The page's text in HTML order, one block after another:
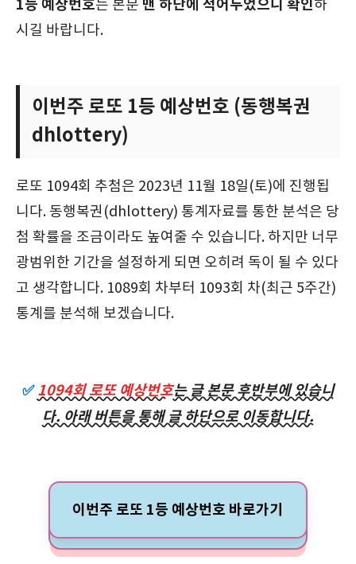
1등 예상번호는 본문 맨 하단에 적어두었으니 확인하
시길 바랍니다.
이번주 로또 1등 예상번호 (동행복권
dhlottery)
로또 1094회 추첨은 2023년 11월 18일(토)에 진행됩
니다. 동행복권(dhlottery) 통계자료를 통한 분석은 당
첨 확률을 조금이라도 높여줄 수 있습니다. 하지만 너무
광범위한 기간을 설정하게 되면 오히려 독이 될 수 있다
고 생각합니다. 1089회 차부터 1093회 차(최근 5주간)
통계를 분석해 보겠습니다.
✅1094회 로또 예상번호는 글 본문 후반부에 있습니
다. 아래 버튼을 통해 글 하단으로 이동합니다.
이번주 로또 1등 예상번호 바로가기